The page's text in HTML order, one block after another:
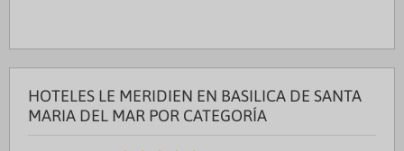
HOTELES LE MERIDIEN EN BASILICA DE SANTA
MARIA DEL MAR POR CATEGORÍA